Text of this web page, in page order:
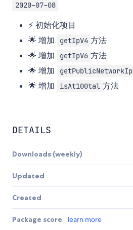
2020-07-08
⚡️ 初始化项目
🌟 增加
getIpV4 方法
🌟 增加
getIpV6 方法
🌟 增加
getPublicNetworkIp
🌟 增加
isAt100tal 方法
DETAILS
Downloads (weekly)
Updated
Created
Package score learn more